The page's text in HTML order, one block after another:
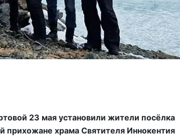
23 мая установили жители посёлка
прихожане храма Святителя Иннокентия